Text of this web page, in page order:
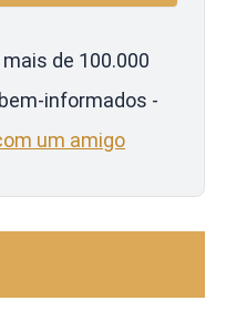
de 100.000
informados -
um amigo